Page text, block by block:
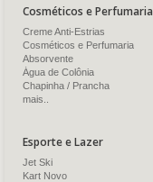
Cosméticos e Perfumaria
Creme Anti-Estrias
Cosméticos e Perfumaria
Absorvente
Água de Colônia
Chapinha / Prancha
mais..
Esporte e Lazer
Jet Ski
Kart Novo